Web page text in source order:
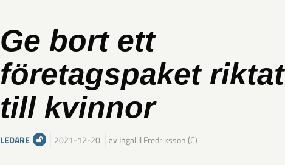
Ge bort ett
företagspaket riktat
till kvinnor
LEDARE 2021-12-20 av Ingalill Fredriksson (C)